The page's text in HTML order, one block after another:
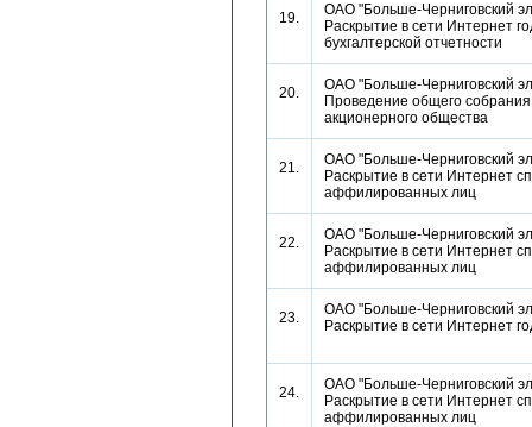
19.
ОАО "Больше-Черниговский
Раскрытие в сети Интернет
бухгалтерской отчетности
20.
ОАО "Больше-Черниговский
Проведение общего
акционерного общества
21.
ОАО "Больше-Черниговский
Раскрытие в сети Интернет
аффилированных лиц
22.
ОАО "Больше-Черниговский
Раскрытие в сети Интернет
аффилированных лиц
23.
ОАО "Больше-Черниговский
Раскрытие в сети Интернет
24.
ОАО "Больше-Черниговский
Раскрытие в сети Интернет
аффилированных лиц